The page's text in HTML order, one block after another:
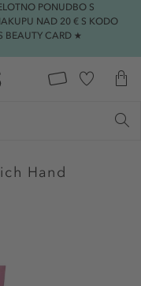
PONUDBO S
NAD 20 € S KODO
BEAUTY CARD ★
Hand